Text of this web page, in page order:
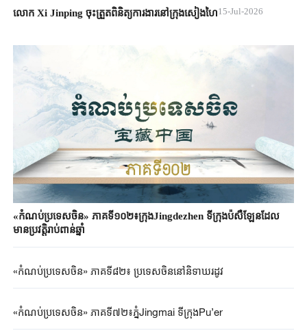
លោក Xi Jinping ចុះត្រួតពិនិត្យការងារនៅក្រុងសៀងហៃ15-Jul-2026
«កំណប់ប្រទេសចិន» ភាគទី១០២៖ក្រុងJingdezhen ទីក្រុងប៉សឺឡែនដែល
មានប្រវត្តិរាប់ពាន់ឆ្នាំ
«កំណប់ប្រទេសចិន» ភាគទី៨២៖ ប្រទេសចិននៅនិទាឃរដូវ
«កំណប់ប្រទេសចិន» ភាគទី៧២៖ភ្នំJingmai ទីក្រុងPu’er